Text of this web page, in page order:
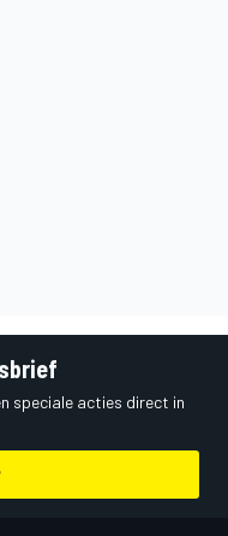
speciale acties direct in